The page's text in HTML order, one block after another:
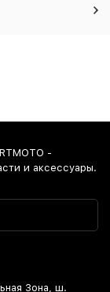
-
и аксессуары.
Зона, ш.